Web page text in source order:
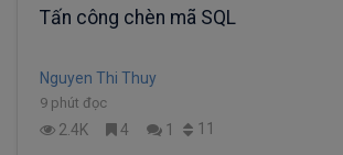
Tấn công chèn mã SQL
Nguyen Thi Thuy
9 phút đọc
2.4K 4 1 11